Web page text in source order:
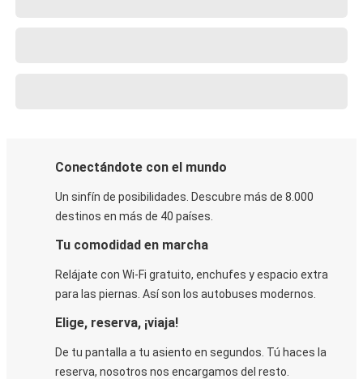
Conectándote con el mundo
Un sinfín de posibilidades. Descubre más de 8.000
destinos en más de 40 países.
Tu comodidad en marcha
Relájate con Wi-Fi gratuito, enchufes y espacio extra
para las piernas. Así son los autobuses modernos.
Elige, reserva, ¡viaja!
De tu pantalla a tu asiento en segundos. Tú haces la
reserva, nosotros nos encargamos del resto.